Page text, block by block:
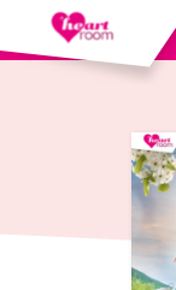
Belletristik
Jugend
Über USM